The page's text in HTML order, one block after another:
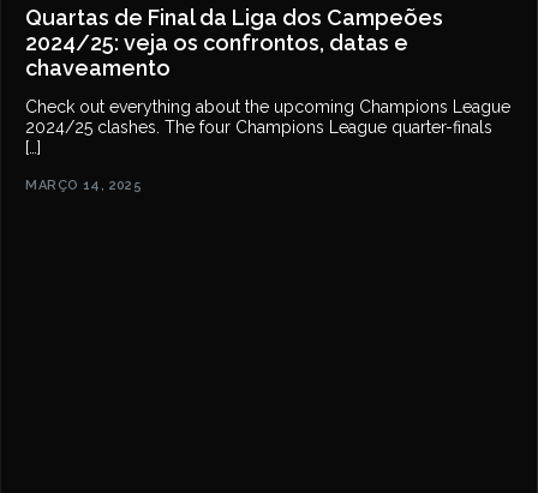
Quartas de Final da Liga dos Campeões
2024/25: veja os confrontos, datas e
chaveamento
Check out everything about the upcoming Champions League
2024/25 clashes. The four Champions League quarter-finals
[…]
MARÇO 14, 2025